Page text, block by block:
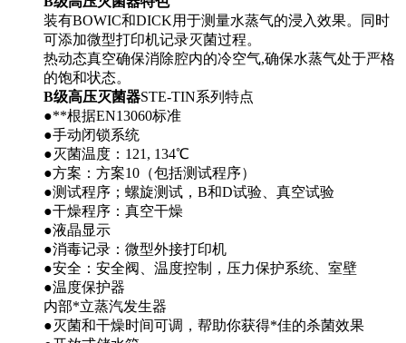
装有BOWIC和DICK用于测量水蒸气的浸入效果。同时
可添加微型打印机记录灭菌过程。
热动态真空确保消除腔内的冷空气,确保水蒸气处于严格
的饱和状态。
B级高压灭菌器STE-TIN系列特点
●**根据EN13060标准
●手动闭锁系统
●灭菌温度：121, 134℃
●方案：方案10（包括测试程序）
●测试程序；螺旋测试，B和D试验、真空试验
●干燥程序：真空干燥
●液晶显示
●消毒记录：微型外接打印机
●安全：安全阀、温度控制，压力保护系统、室壁
●温度保护器
内部*立蒸汽发生器
●灭菌和干燥时间可调，帮助你获得*佳的杀菌效果